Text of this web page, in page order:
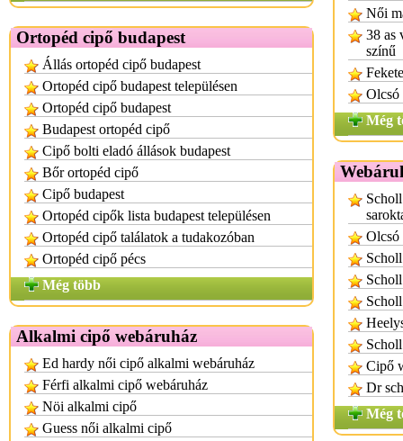
Ortopéd cipő budapest
Állás ortopéd cipő budapest
Ortopéd cipő budapest településen
Ortopéd cipő budapest
Budapest ortopéd cipő
Cipő bolti eladó állások budapest
Bőr ortopéd cipő
Cipő budapest
Ortopéd cipők lista budapest településen
Ortopéd cipő találatok a tudakozóban
Ortopéd cipő pécs
Még több
Alkalmi cipő webáruház
Ed hardy női cipő alkalmi webáruház
Férfi alkalmi cipő webáruház
Nöi alkalmi cipő
Guess női alkalmi cipő
Női
38 as
színű
Olcsó
Még
Olcsó
Cipő
Dr
Még